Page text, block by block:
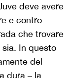
deve avere
e contro
che trovare
In questo
del
dura – la